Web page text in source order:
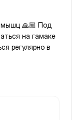
мышц 🙏🏼 Под
на гамаке
регулярно в